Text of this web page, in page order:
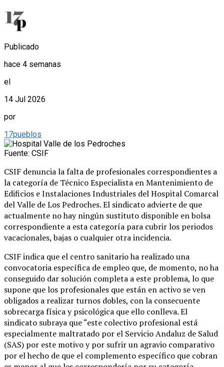
Publicado
hace 4 semanas
el
14 Jul 2026
por
17pueblos
Fuente: CSIF
CSIF denuncia la falta de profesionales correspondientes a
la categoría de Técnico Especialista en Mantenimiento de
Edificios e Instalaciones Industriales del Hospital Comarcal
del Valle de Los Pedroches. El sindicato advierte de que
actualmente no hay ningún sustituto disponible en bolsa
correspondiente a esta categoría para cubrir los periodos
vacacionales, bajas o cualquier otra incidencia.
CSIF indica que el centro sanitario ha realizado una
convocatoria específica de empleo que, de momento, no ha
conseguido dar solución completa a este problema, lo que
supone que los profesionales que están en activo se ven
obligados a realizar turnos dobles, con la consecuente
sobrecarga física y psicológica que ello conlleva. El
sindicato subraya que “este colectivo profesional está
especialmente maltratado por el Servicio Andaluz de Salud
(SAS) por este motivo y por sufrir un agravio comparativo
por el hecho de que el complemento específico que cobran